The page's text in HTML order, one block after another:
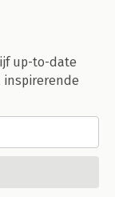
up-to-date
inspirerende